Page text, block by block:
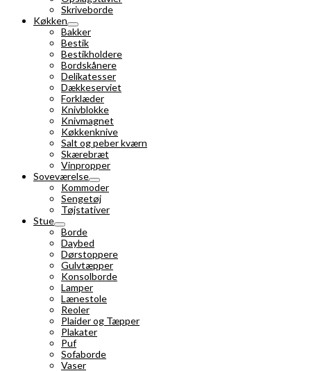
Skriveborde
Køkken
Bakker
Bestik
Bestikholdere
Bordskånere
Delikatesser
Dækkeserviet
Forklæder
Knivblokke
Knivmagnet
Køkkenknive
Salt og peber kværn
Skærebræt
Vinpropper
Soveværelse
Kommoder
Sengetøj
Tøjstativer
Stue
Borde
Daybed
Dørstoppere
Gulvtæpper
Konsolborde
Lamper
Lænestole
Reoler
Plaider og Tæpper
Plakater
Puf
Sofaborde
Vaser